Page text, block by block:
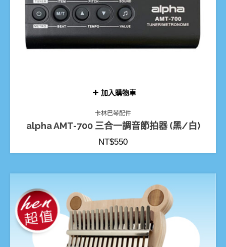
加入購物車
卡林巴琴配件
alpha AMT-700 三合一調音節拍器 (黑/白)
NT$550